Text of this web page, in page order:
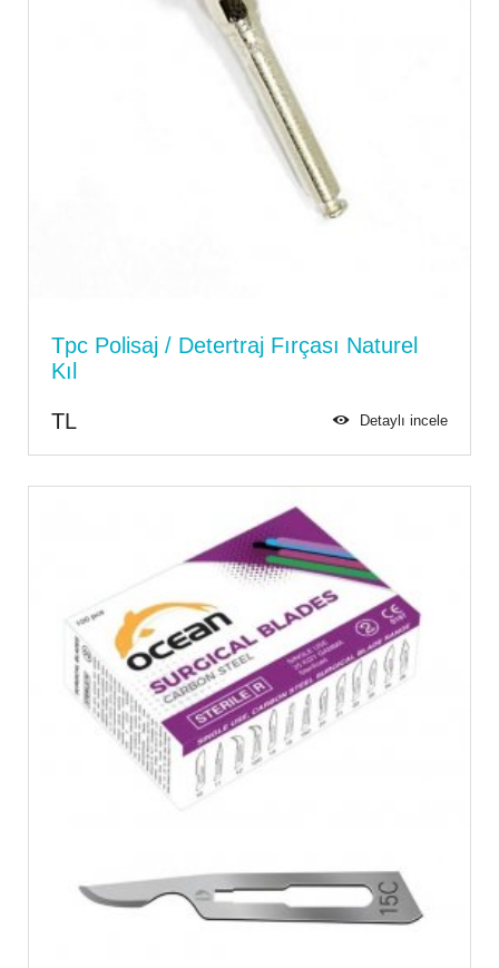
Tpc Polisaj / Detertraj Fırçası Naturel
Kıl
TL Detaylı incele